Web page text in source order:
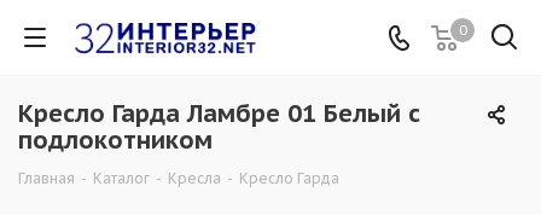
0
Кресло Гарда Ламбре 01 Белый с
подлокотником
Главная - Каталог - Кресла - Кресло Гарда